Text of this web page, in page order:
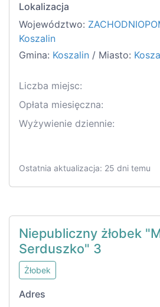
Lokalizacja
Województwo:
Koszalin
Gmina: Koszalin / Miasto:
Liczba miejsc:
Opłata miesięczna:
Wyżywienie dziennie:
Ostatnia aktualizacja: 25 dni temu
Niepubliczny żłobek
Serduszko" 3
Żłobek
Adres